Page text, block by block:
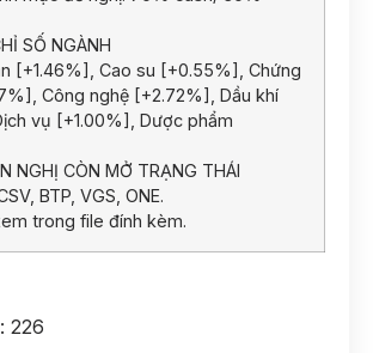
SỐ NGÀNH
[+1.46%], Cao su [+0.55%], Chứng
Công nghệ [+2.72%], Dầu khí
vụ [+1.00%], Dược phẩm
NGHỊ CÒN MỞ TRẠNG THÁI
BTP, VGS, ONE.
trong file đính kèm.
226